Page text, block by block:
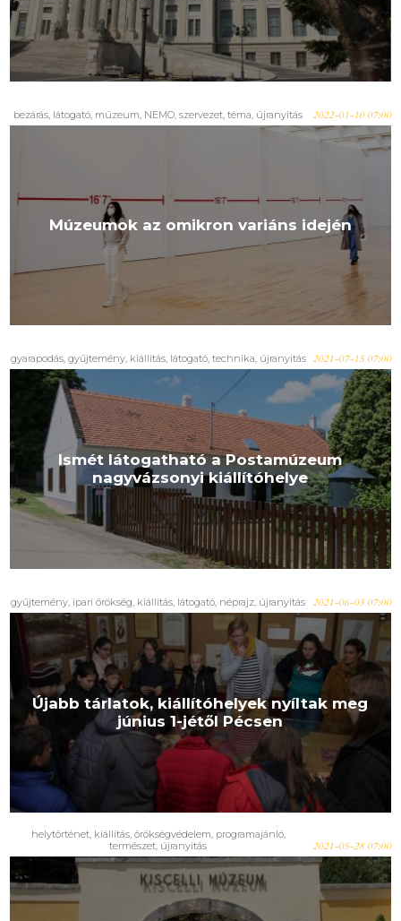
bezárás, látogató, múzeum, NEMO, szervezet, téma, újranyitás 2022-01-10 07:00
Múzeumok az omikron variáns idején
gyarapodás, gyűjtemény, kiállítás, látogató, technika újranyitás 2021-07-15 07:00
Ismét látogatható a Postamúzeum
nagyvázsonyi kiállítóhelye
gyűjtemény ipari örökség kiállítás látogató néprajz újranyitás 2021-06-03 07:00
Újabb tárlatok, kiállítóhelyek nyíltak meg
június 1-jétől Pécsen
helytörténet, kiállítás, örökségvédelem programajánló,
természet újranyitás 2021-05-28 07:00